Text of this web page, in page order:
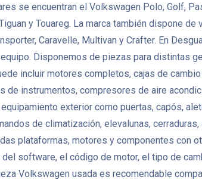
se encuentran el Volkswagen Polo, Golf,
y Touareg. La marca también dispone
Caravelle, Multivan y Crafter. En
Disponemos de piezas para distintas
incluir motores completos, cajas de
de instrumentos, compresores de aire
exterior como puertas, capós,
de climatización, elevalunas,
plataformas, motores y componentes con
software, el código de motor, el tipo de
Volkswagen usada es recomendable